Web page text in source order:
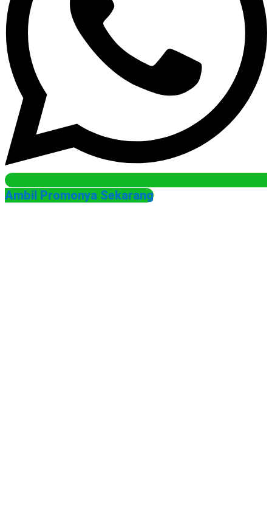
Ambil Promonya Sekarang